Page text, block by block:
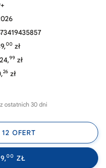
00 zł
99 zł
26 zł
ostatnich 30 dni
OFERT
00 ZŁ